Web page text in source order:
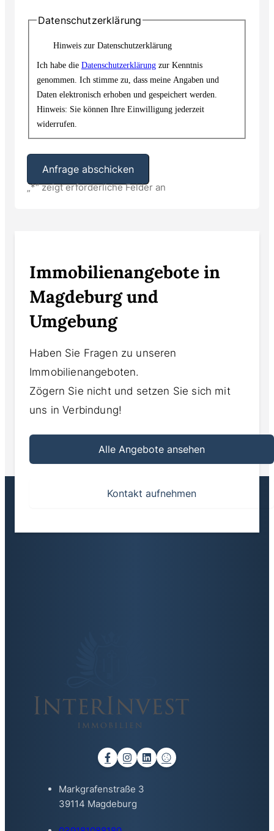
„*“ zeigt erforderliche Felder an
Datenschutzerklärung
Hinweis zur Datenschutzerklärung
Ich habe die Datenschutzerklärung zur Kenntnis
genommen. Ich stimme zu, dass meine Angaben und
Daten elektronisch erhoben und gespeichert werden.
Hinweis: Sie können Ihre Einwilligung jederzeit
widerrufen.
Alternative:
Immobilienangebote in
Magdeburg und
Umgebung
Haben Sie Fragen zu unseren
Immobilienangeboten.
Zögern Sie nicht und setzen Sie sich mit
uns in Verbindung!
Alle Angebote ansehen
Kontakt aufnehmen
Markgrafenstraße 3
39114 Magdeburg